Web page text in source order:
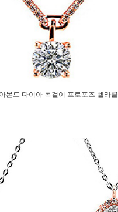
몬드 다이아 목걸이 프로포즈 벨라